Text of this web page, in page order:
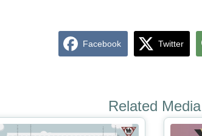
Facebook Twitter
Related Media